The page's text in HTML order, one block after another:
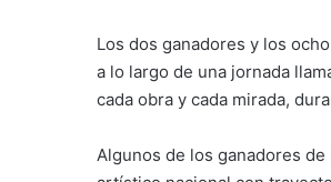
Los dos ganadores y los
a lo largo de una jornada
cada obra y cada mirada,
Algunos de los ganadores